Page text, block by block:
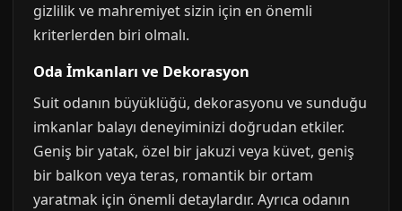
gizlilik ve mahremiyet sizin için en önemli
kriterlerden biri olmalı.
Oda İmkanları ve Dekorasyon
Suit odanın büyüklüğü, dekorasyonu ve sunduğu
imkanlar balayı deneyiminizi doğrudan etkiler.
Geniş bir yatak, özel bir jakuzi veya küvet, geniş
bir balkon veya teras, romantik bir ortam
yaratmak için önemli detaylardır. Ayrıca odanın